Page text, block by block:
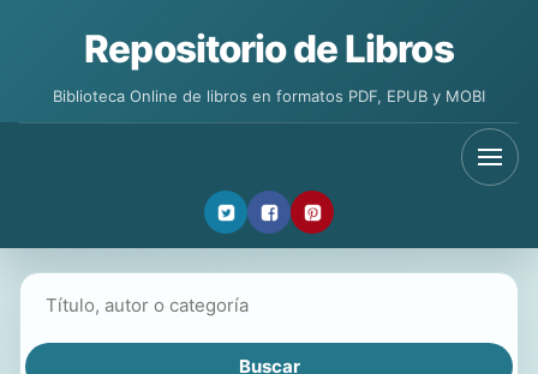
Repositorio de Libros
Biblioteca Online de libros en formatos PDF, EPUB y MOBI